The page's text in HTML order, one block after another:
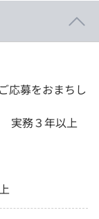
応募をおまちし
実務３年以上